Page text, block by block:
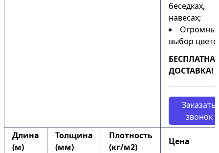
беседках,
навесах;
выбор
ДОСТАВКА!
Заказать
звонок
Длина
(м)
Толщина
(мм)
Плотность
(кг/м2)
Цена